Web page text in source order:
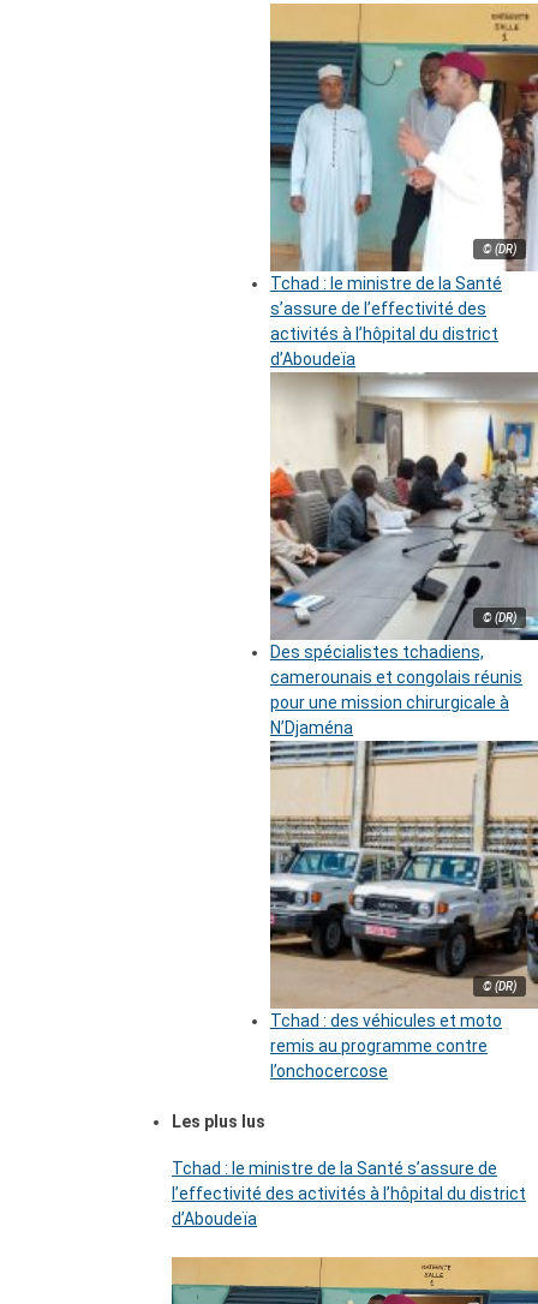
© (DR)
Tchad : le ministre de la Santé
s’assure de l’effectivité des
activités à l’hôpital du district
d’Aboudeïa
© (DR)
Des spécialistes tchadiens,
camerounais et congolais réunis
pour une mission chirurgicale à
N’Djaména
© (DR)
Tchad : des véhicules et moto
remis au programme contre
l’onchocercose
Les plus lus
Tchad : le ministre de la Santé s’assure de
l’effectivité des activités à l’hôpital du district
d’Aboudeïa